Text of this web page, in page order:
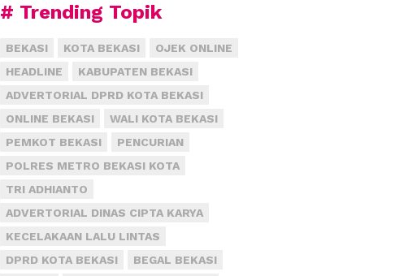
# Trending Topik
BEKASI KOTA BEKASI
OJEK ONLINE
HEADLINE
KABUPATEN BEKASI
ADVERTORIAL DPRD KOTA BEKASI
ONLINE BEKASI
WALI KOTA BEKASI
PEMKOT BEKASI
PENCURIAN
POLRES METRO BEKASI KOTA
TRI ADHIANTO
ADVERTORIAL DINAS CIPTA KARYA
KECELAKAAN LALU LINTAS
DPRD KOTA BEKASI
BEGAL BEKASI